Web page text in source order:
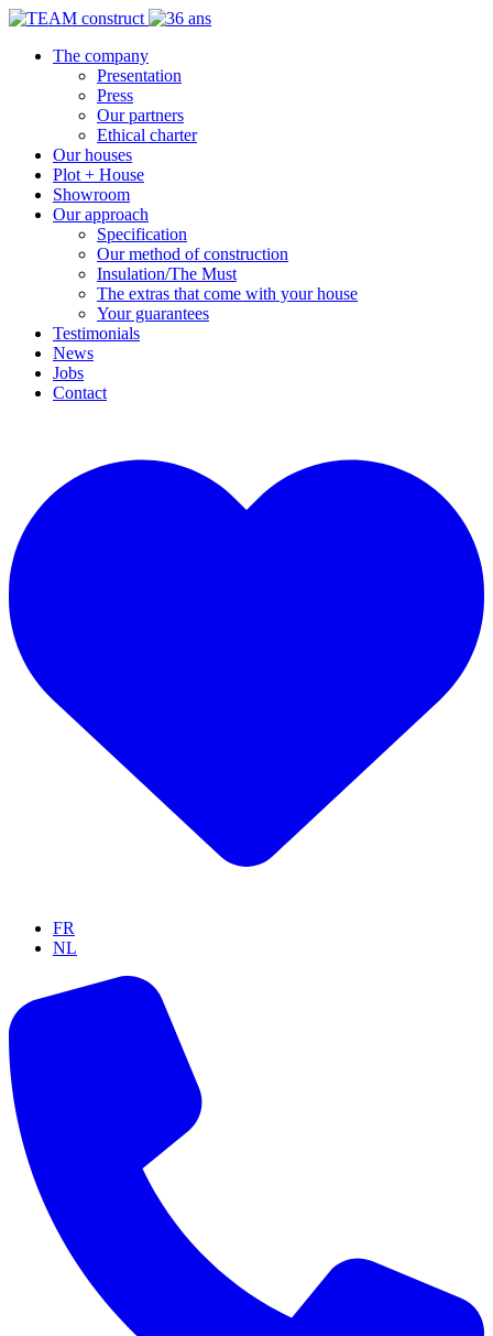
The company
Presentation
Press
Our partners
Ethical charter
Our houses
Plot + House
Showroom
Our approach
Specification
Our method of construction
Insulation/The Must
The extras that come with your house
Your guarantees
Testimonials
News
Jobs
Contact
FR
NL